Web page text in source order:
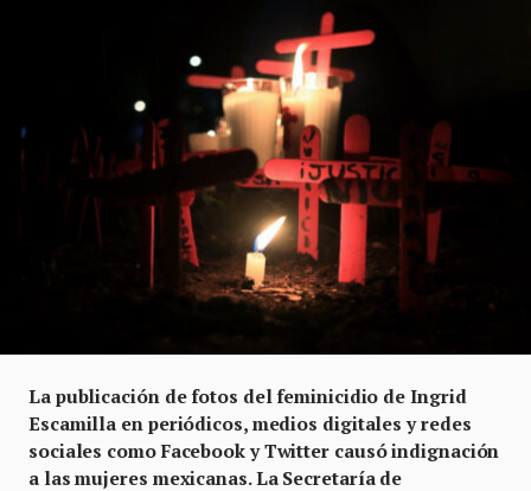
La publicación de fotos del feminicidio de Ingrid
Escamilla en periódicos, medios digitales y redes
sociales como Facebook y Twitter causó indignación
a las mujeres mexicanas. La Secretaría de